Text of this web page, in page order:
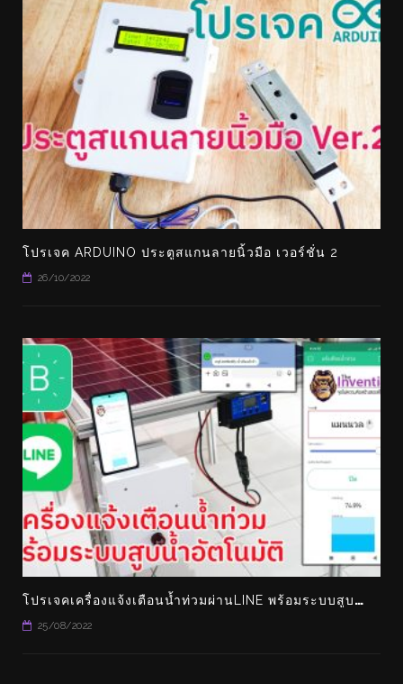
โปรเจค ARDUINO ประตูสแกนลายนิ้วมือ เวอร์ชั่น 2
26/10/2022
โ
ปรเจคเครื่องแจ้งเตือนน้ำท่วมผ่านLINE พร้อมระบบสูบน้ำอัตโนมัติ คอนโทรลผ่านแอพ BLYNK ได้ด้วย
25/08/2022